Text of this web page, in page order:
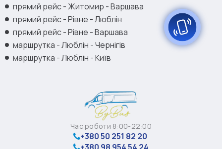
прямий рейс - Житомир - Варшава
прямий рейс - Рівне - Люблін
прямий рейс - Рівне - Варшава
маршрутка - Люблін - Чернігів
маршрутка - Люблін - Київ
Час роботи 8:00-22:00
+380 50 251 82 20